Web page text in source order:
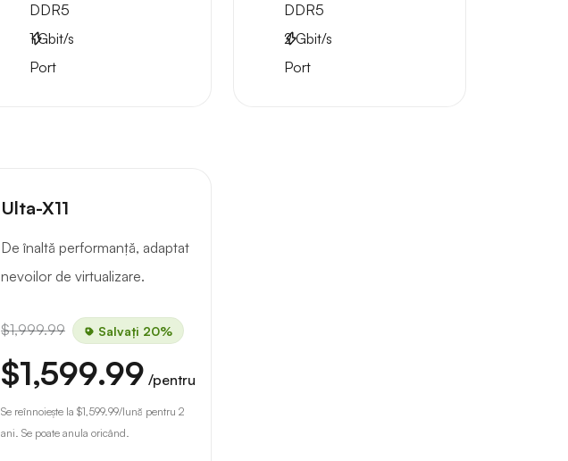
DDR5
1Gbit/s
Port
DDR5
2Gbit/s
Port
Ulta-X11
De înaltă performanță, adaptat
nevoilor de virtualizare.
$1,999.99 Salvați 20%
$1,599.99 /pentru
Se reînnoiește la $1,599.99/lună pentru 2
ani. Se poate anula oricând.